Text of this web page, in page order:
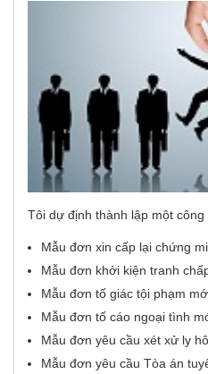
Tôi dự định thành lập một công
Mẫu đơn xin cấp lại chứng
Mẫu đơn khởi kiện tranh
Mẫu đơn tố giác tội phạm
Mẫu đơn tố cáo ngoại tình
Mẫu đơn yêu cầu xét xử ly
Mẫu đơn yêu cầu Tòa án